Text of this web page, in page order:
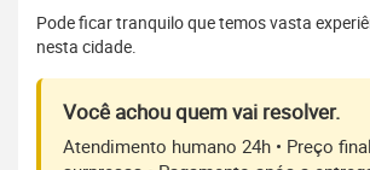
Pode ficar tranquilo que temos vasta
nesta cidade.
Você achou quem vai resolver.
Atendimento humano 24h • Preço